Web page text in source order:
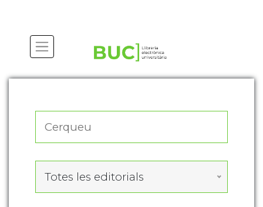
Totes les editorials